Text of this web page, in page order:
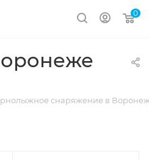
0
снаряжение в